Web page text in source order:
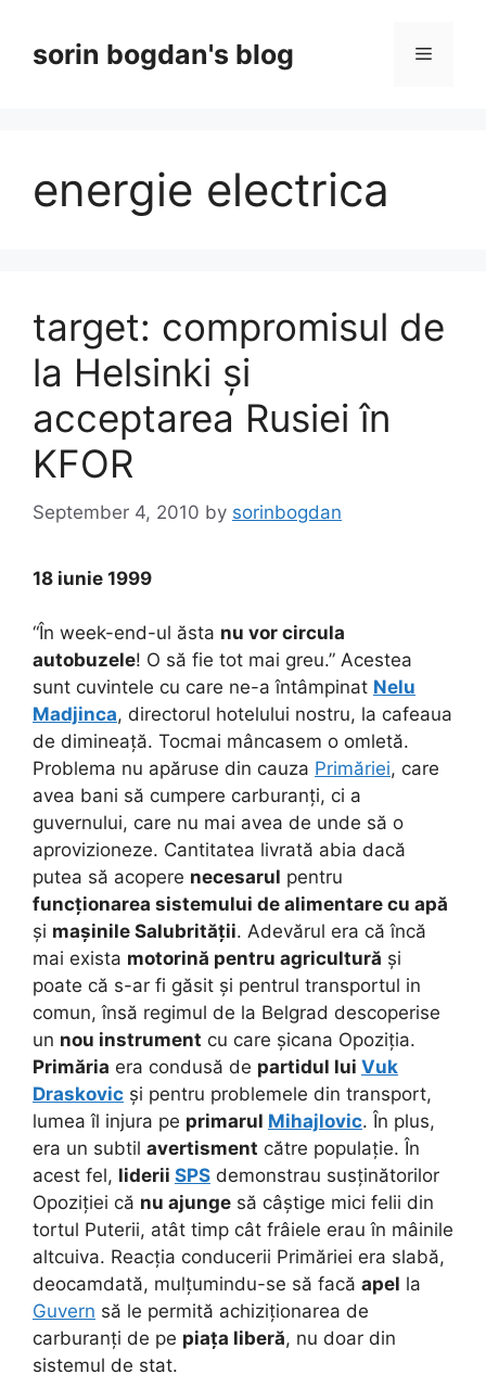
contentsorin bogdan's blog Menu
energie electrica
target: compromisul de
la Helsinki și
acceptarea Rusiei în
KFOR
September 4, 2010 by sorinbogdan
18 iunie 1999
“În week-end-ul ăsta nu vor circula
autobuzele! O să fie tot mai greu.” Acestea
sunt cuvintele cu care ne-a întâmpinat Nelu
Madjinca, directorul hotelului nostru, la cafeaua
de dimineață. Tocmai mâncasem o omletă.
Problema nu apăruse din cauza Primăriei, care
avea bani să cumpere carburanți, ci a
guvernului, care nu mai avea de unde să o
aprovizioneze. Cantitatea livrată abia dacă
putea să acopere necesarul pentru
funcționarea sistemului de alimentare cu apă
și mașinile Salubrității. Adevărul era că încă
mai exista motorină pentru agricultură și
poate că s-ar fi găsit și pentrul transportul in
comun, însă regimul de la Belgrad descoperise
un nou instrument cu care șicana Opoziția.
Primăria era condusă de partidul lui Vuk
Draskovic și pentru problemele din transport,
lumea îl injura pe primarul Mihajlovic. În plus,
era un subtil avertisment către populație. În
acest fel, liderii SPS demonstrau susținătorilor
Opoziției că nu ajunge să câștige mici felii din
tortul Puterii, atât timp cât frâiele erau în mâinile
altcuiva. Reacția conducerii Primăriei era slabă,
deocamdată, mulțumindu-se să facă apel la
Guvern să le permită achiziționarea de
carburanți de pe piața liberă, nu doar din
sistemul de stat.